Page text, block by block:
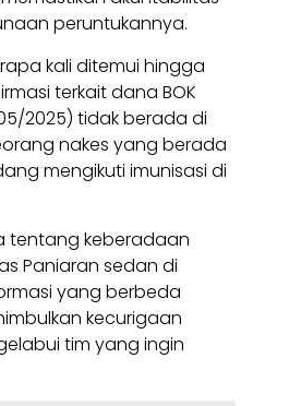
peruntukannya.
kali ditemui hingga
terkait dana BOK
2025) tidak berada di
nakes yang berada
mengikuti imunisasi di
tentang keberadaan
Paniaran sedan di
yang berbeda
kecurigaan
tim yang ingin